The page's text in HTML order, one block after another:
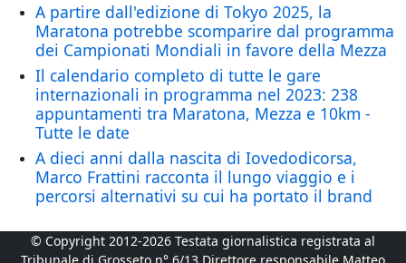
A partire dall'edizione di Tokyo 2025, la
Maratona potrebbe scomparire dal programma
dei Campionati Mondiali in favore della Mezza
Il calendario completo di tutte le gare
internazionali in programma nel 2023: 238
appuntamenti tra Maratona, Mezza e 10km -
Tutte le date
A dieci anni dalla nascita di Iovedodicorsa,
Marco Frattini racconta il lungo viaggio e i
percorsi alternativi su cui ha portato il brand
© Copyright 2012-2026 Testata giornalistica registrata al